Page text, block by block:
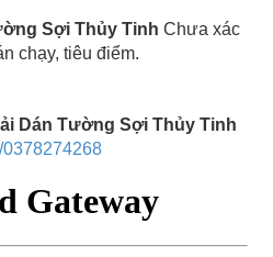
Sợi Thủy Tinh Chưa xác
chạy, tiêu điểm.
Dán Tường Sợi Thủy Tinh
0378274268